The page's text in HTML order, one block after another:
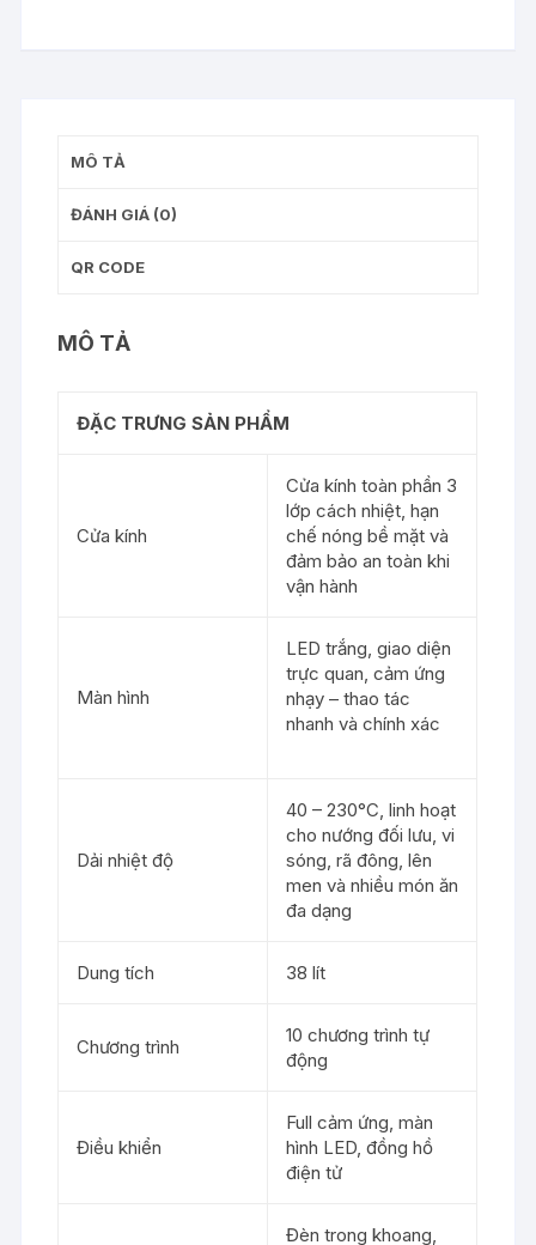
lượng
MÔ TẢ
ĐÁNH GIÁ (0)
QR CODE
MÔ TẢ
ĐẶC TRƯNG SẢN PHẨM
Cửa kính
Cửa kính toàn phần 3
lớp cách nhiệt, hạn
chế nóng bề mặt và
đảm bảo an toàn khi
vận hành
Màn hình
LED trắng, giao diện
trực quan, cảm ứng
nhạy – thao tác
nhanh và chính xác
Dải nhiệt độ
40 – 230°C, linh hoạt
cho nướng đối lưu, vi
sóng, rã đông, lên
men và nhiều món ăn
đa dạng
Dung tích 38 lít
Chương trình
10 chương trình tự
động
Điều khiển
Full cảm ứng, màn
hình LED, đồng hồ
điện tử
Đèn trong khoang,